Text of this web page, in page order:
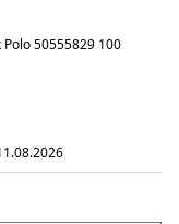
Polo 50555829 100